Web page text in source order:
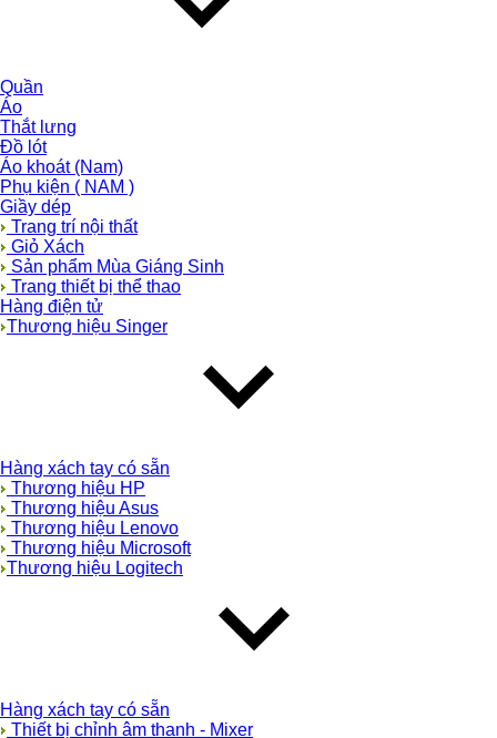
Quần
Áo
Thắt lưng
Đồ lót
Áo khoát (Nam)
Phụ kiện ( NAM )
Giầy dép
Trang trí nội thất
Giỏ Xách
Sản phẩm Mùa Giáng Sinh
Trang thiết bị thể thao
Hàng điện tử
Thương hiệu Singer
Hàng xách tay có sẵn
Thương hiệu HP
Thương hiệu Asus
Thương hiệu Lenovo
Thương hiệu Microsoft
Thương hiệu Logitech
Hàng xách tay có sẵn
Thiết bị chỉnh âm thanh - Mixer